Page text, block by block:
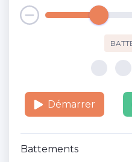
Démarrer
Battements